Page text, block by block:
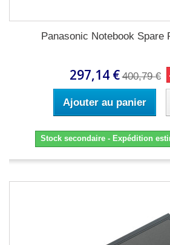
Panasonic Notebook Spare
297,14 € 400,79 €
Ajouter au panier
Stock secondaire - Expédition